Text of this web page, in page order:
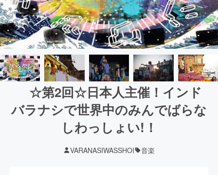
☆第2回☆日本人主催！インド
バラナシで世界中のみんでばらな
しわっしょい!！
VARANASIWASSHOI 音楽